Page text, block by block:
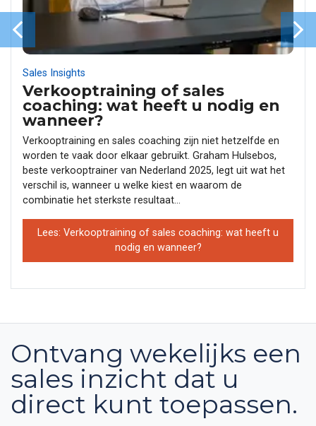
Sales Insights
Verkooptraining of sales
coaching: wat heeft u nodig en
wanneer?
Verkooptraining en sales coaching zijn niet hetzelfde en
worden te vaak door elkaar gebruikt. Graham Hulsebos,
beste verkooptrainer van Nederland 2025, legt uit wat het
verschil is, wanneer u welke kiest en waarom de
combinatie het sterkste resultaat...
Lees: Verkooptraining of sales coaching: wat heeft u
nodig en wanneer?
Ontvang wekelijks een
sales inzicht dat u
direct kunt toepassen.